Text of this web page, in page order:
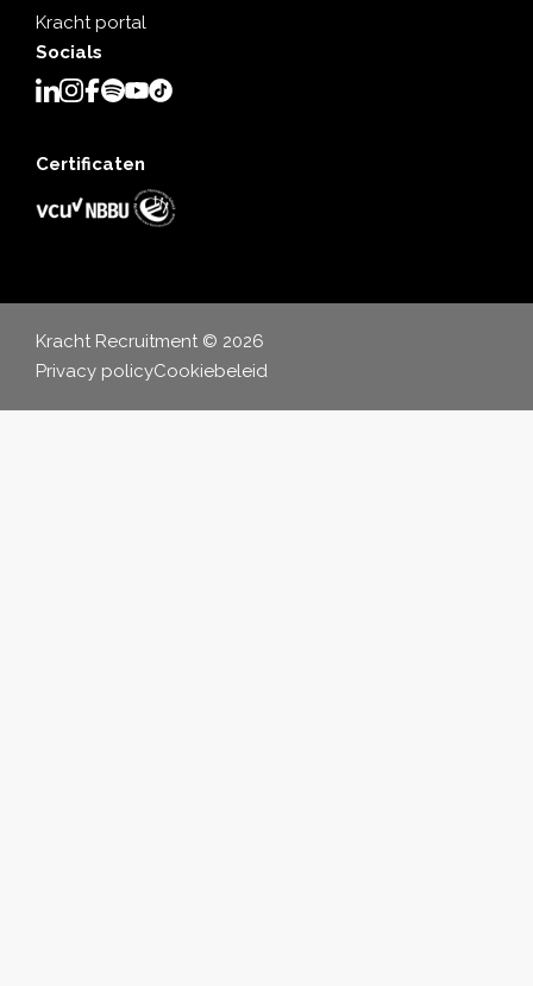
Kracht portal
Socials
Certificaten
Kracht Recruitment © 2026
Privacy policyCookiebeleid